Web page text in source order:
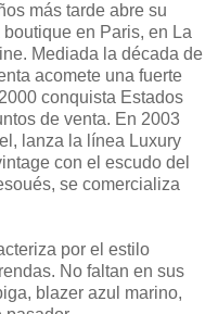
más tarde abre su
boutique en Paris, en La
Mediada la década de
acomete una fuerte
conquista Estados
de venta. En 2003
lanza la línea Luxury
con el escudo del
se comercializa
por el estilo
No faltan en sus
blazer azul marino,